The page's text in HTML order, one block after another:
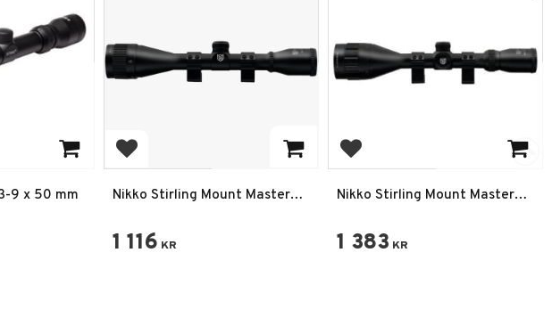
9 x 50 mm
Add to favorites
Nikko Stirling Mount Master
1 116 KR
Add to favorites
Nikko Stirling Mount Master
1 383 KR